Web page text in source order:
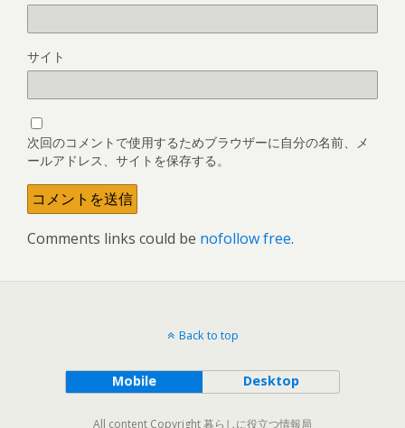
サイト
次回のコメントで使用するためブラウザーに自分の名前、メ
ールアドレス、サイトを保存する。
Comments links could be nofollow free.
Back to top
Mobile Desktop
All content Copyright 暮らしに役立つ情報局